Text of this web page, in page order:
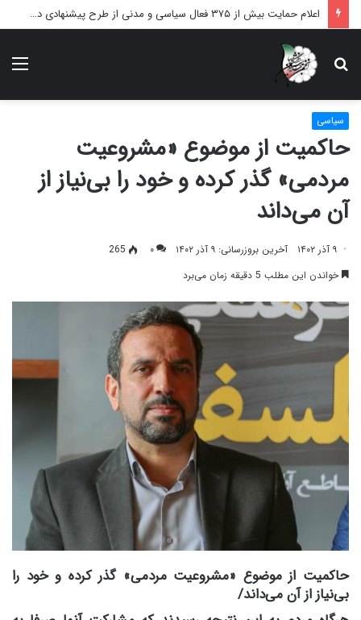
اعلام حمایت بیش از ۳۷۵ فعال سیاسی و مدنی از طرح پیشنهادی دکتر محمدجواد ظریف برای پایان عادلانه جنگ
دنبال
می‌گردید؟
سیاسی
حاکمیت از موضوع «مشروعیت
مردمی» گذر کرده و خود را بی‌نیاز از
آن می‌داند
۹ آذر ۱۴۰۲ آخرین بروزرسانی: ۹ آذر ۱۴۰۲ ۰
265
خواندن این مطلب 5 دقیقه زمان می‌برد
حاکمیت از موضوع «مشروعیت مردمی» گذر کرده و خود را
بی‌نیاز از آن می‌داند/